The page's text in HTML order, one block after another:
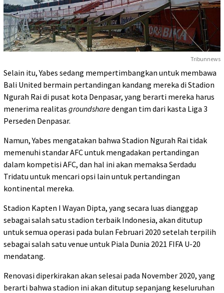
Tribunnews
Selain itu, Yabes sedang mempertimbangkan untuk membawa
Bali United bermain pertandingan kandang mereka di Stadion
Ngurah Rai di pusat kota Denpasar, yang berarti mereka harus
menerima realitas groundsharedengan tim dari kasta Liga 3
Perseden Denpasar.
Namun, Yabes mengatakan bahwa Stadion Ngurah Rai tidak
memenuhi standar AFC untuk mengadakan pertandingan
dalam kompetisi AFC, dan hal ini akan memaksa Serdadu
Tridatu untuk mencari opsi lain untuk pertandingan
kontinental mereka.
Stadion Kapten I Wayan Dipta, yang secara luas dianggap
sebagai salah satu stadion terbaik Indonesia, akan ditutup
untuk semua operasi pada bulan Februari 2020 setelah terpilih
sebagai salah satu venue untuk Piala Dunia 2021 FIFA U-20
mendatang.
Renovasi diperkirakan akan selesai pada November 2020, yang
berarti bahwa stadion ini akan ditutup sepanjang keseluruhan